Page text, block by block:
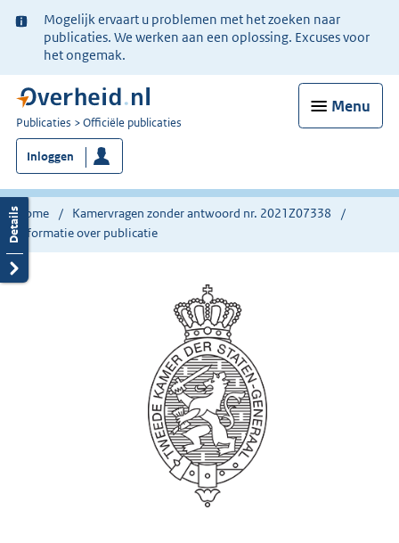
Ter
informatie:
Mogelijk ervaart u problemen met het zoeken naar
publicaties. We werken aan een oplossing. Excuses voor
het ongemak.
Menu
U
bent
nu
hier:
Publicaties Officiële publicaties
Inloggen
Home
Kamervragen zonder antwoord nr. 2021Z07338
Informatie over publicatie